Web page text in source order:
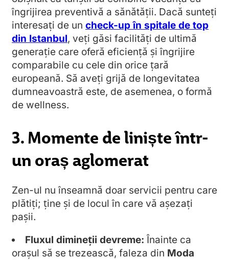
îngrijirea preventivă a sănătății. Dacă sunteți
interesați de un check-up în spitale de top
din Istanbul, veți găsi facilități de ultimă
generație care oferă eficiență și îngrijire
comparabile cu cele din orice țară
europeană. Să aveți grijă de longevitatea
dumneavoastră este, de asemenea, o formă
de wellness.
3. Momente de liniște într-
un oraș aglomerat
Zen-ul nu înseamnă doar servicii pentru care
plătiți; ține și de locul în care vă așezați
pașii.
Fluxul dimineții devreme: Înainte ca
orașul să se trezească, faleza din Moda